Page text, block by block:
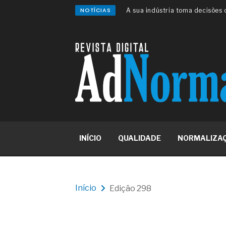
NOTÍCIAS
A sua indústria toma decisões
Os gestores da ABNT litigam
reserva de mercado sobre as
Os critérios médicos da
A prevenção clínica da coceira
Os sintomas clínicos do
O tratamento médico da
concreto de obras
INÍCIO QUALIDADE
Início Edição 298